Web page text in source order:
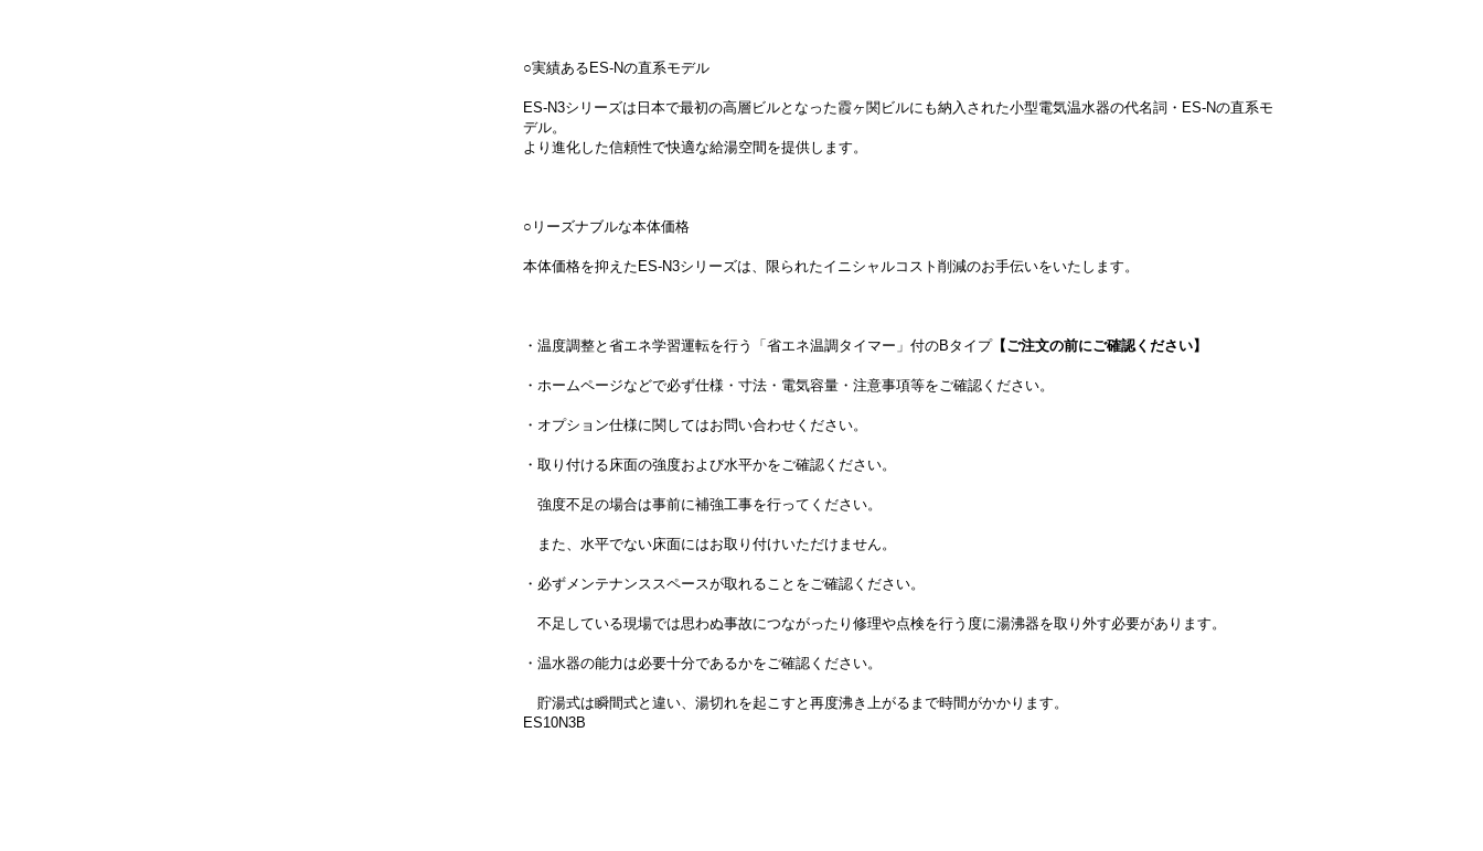
○実績あるES-Nの直系モデル
ES-N3シリーズは日本で最初の高層ビルとなった霞ヶ関ビルにも納入された小型電気温水器の代名詞・ES-Nの直系モ
デル。
より進化した信頼性で快適な給湯空間を提供します。
○リーズナブルな本体価格
本体価格を抑えたES-N3シリーズは、限られたイニシャルコスト削減のお手伝いをいたします。
・温度調整と省エネ学習運転を行う「省エネ温調タイマー」付のBタイプ【ご注文の前にご確認ください】
・ホームページなどで必ず仕様・寸法・電気容量・注意事項等をご確認ください。
・オプション仕様に関してはお問い合わせください。
・取り付ける床面の強度および水平かをご確認ください。
強度不足の場合は事前に補強工事を行ってください。
また、水平でない床面にはお取り付けいただけません。
・必ずメンテナンススペースが取れることをご確認ください。
不足している現場では思わぬ事故につながったり修理や点検を行う度に湯沸器を取り外す必要があります。
・温水器の能力は必要十分であるかをご確認ください。
貯湯式は瞬間式と違い、湯切れを起こすと再度沸き上がるまで時間がかかります。
ES10N3B